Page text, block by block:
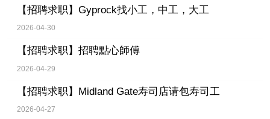
【招聘求职】 Gyprock找小工，中工，大工
2026-04-30
【招聘求职】 招聘點心師傅
2026-04-29
【招聘求职】 Midland Gate寿司店请包寿司工
2026-04-27